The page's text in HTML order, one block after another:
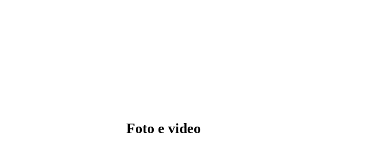
Foto e video